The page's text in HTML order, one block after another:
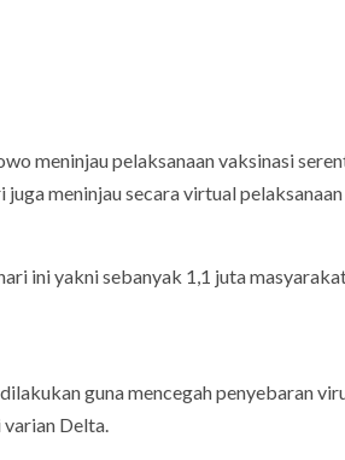
meninjau pelaksanaan vaksinasi
meninjau secara virtual
ini yakni sebanyak 1,1 juta
guna mencegah penyebaran
varian Delta.